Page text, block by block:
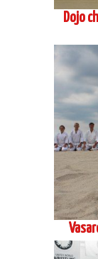
Dojo